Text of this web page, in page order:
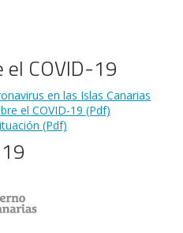
el COVID-19
en las Islas Canarias
el COVID-19 (Pdf)
(Pdf)